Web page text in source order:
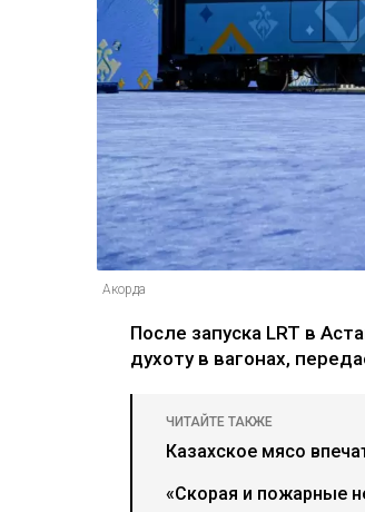
Акорда
После запуска LRT в
духоту в вагонах,
ЧИТАЙТЕ ТАКЖЕ
Казахское мясо
«Скорая и пожарные